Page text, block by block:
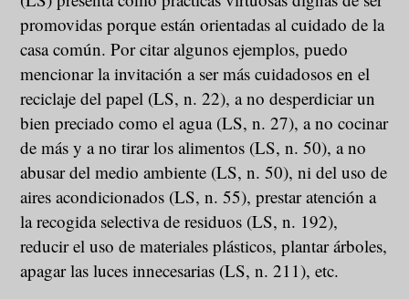
promovidas porque están orientadas al cuidado de la
casa común. Por citar algunos ejemplos, puedo
mencionar la invitación a ser más cuidadosos en el
reciclaje del papel (LS, n. 22), a no desperdiciar un
bien preciado como el agua (LS, n. 27), a no cocinar
de más y a no tirar los alimentos (LS, n. 50), a no
abusar del medio ambiente (LS, n. 50), ni del uso de
aires acondicionados (LS, n. 55), prestar atención a
la recogida selectiva de residuos (LS, n. 192),
reducir el uso de materiales plásticos, plantar árboles,
apagar las luces innecesarias (LS, n. 211), etc.